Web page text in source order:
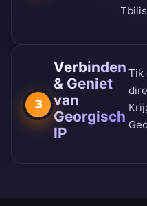
3
Verbinden
& Geniet
van
Georgisch
IP
Tik